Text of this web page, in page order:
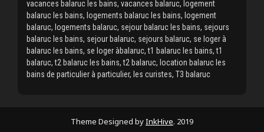
vacances balaruc les bains, vacances balaruc, logement
balaruc les bains, logements balaruc les bains, logement
balaruc, logements balaruc, sejour balaruc les bains, sejours
balaruc les bains, sejour balaruc, sejours balaruc, se loger à
balaruc les bains, se loger àbalaruc, t1 balaruc les bains, t1
balaruc, t2 balaruc les bains, t2 balaruc, location balaruc les
bains de particulier à particulier, les curistes, T3 balaruc
Theme Designed byInkHive. 2019